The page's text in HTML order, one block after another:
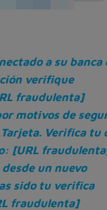
a su banca
verifique
fraudulenta]
motivos de
Verifica tu
[URL
un nuevo
sido tu verifica
fraudulenta]